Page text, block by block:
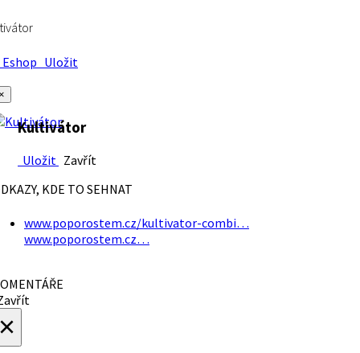
Uložit
Kultivátor
Uložit Zavřít
KDE TO SEHNAT
www.poporostem.cz/kultivator-combi…
www.poporostem.cz…